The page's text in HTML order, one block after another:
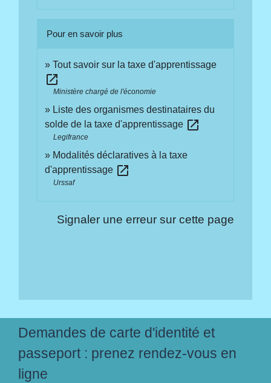
Pour en savoir plus
Tout savoir sur la taxe d'apprentissage
open_in_new
Ministère chargé de l'économie
Liste des organismes destinataires du
solde de la taxe d'apprentissage open_in_new
Legifrance
Modalités déclaratives à la taxe
d'apprentissage open_in_new
Urssaf
Signaler une erreur sur cette page
Demandes de carte d'identité et
passeport : prenez rendez-vous en
ligne